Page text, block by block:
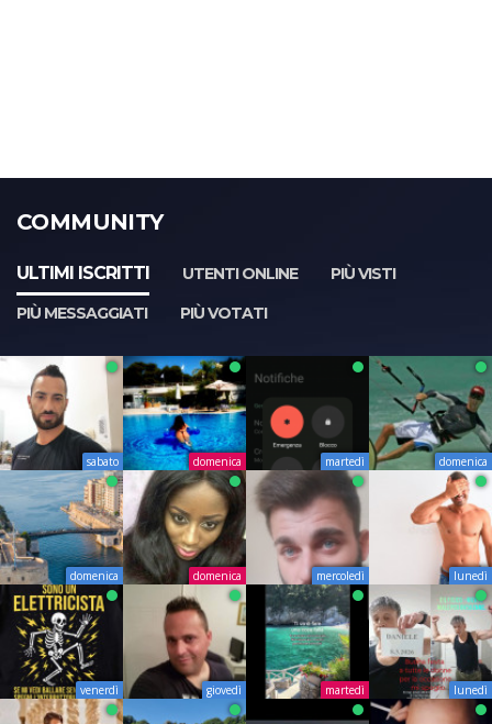
COMMUNITY
ULTIMI ISCRITTI UTENTI ONLINE
PIÙ VISTI
PIÙ MESSAGGIATI
PIÙ VOTATI
sabato domenica martedì domenica
domenica domenica mercoledì lunedì
venerdì giovedì martedì lunedì